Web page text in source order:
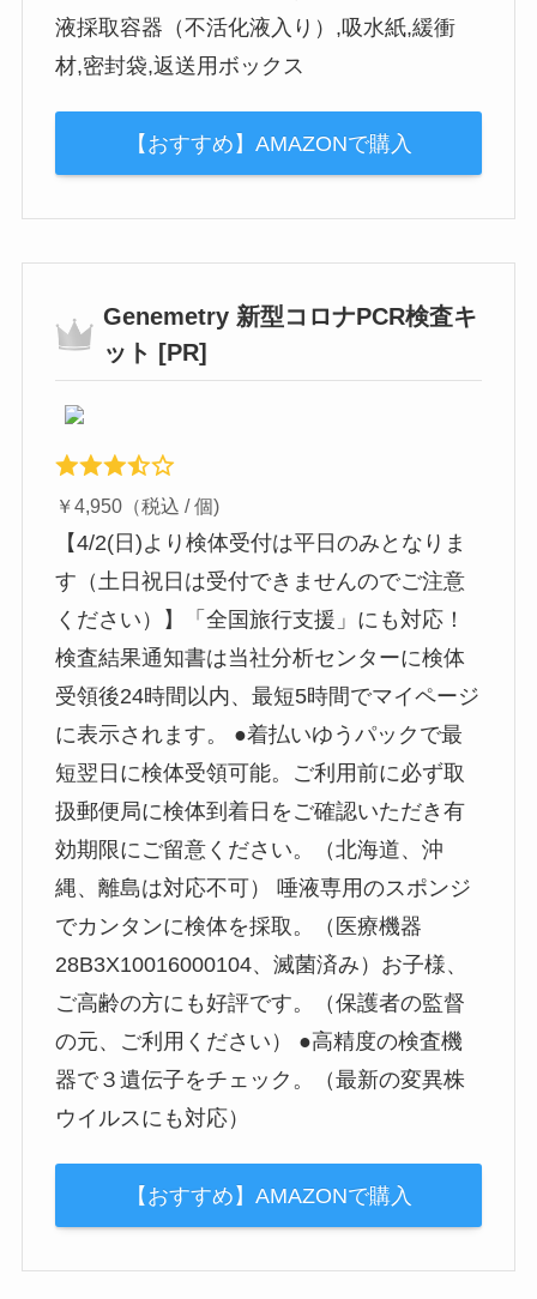
液採取容器（不活化液入り）,吸水紙,緩衝
材,密封袋,返送用ボックス
【おすすめ】AMAZONで購入
Genemetry 新型コロナPCR検査キ
ット [PR]
￥4,950（税込 / 個)
【4/2(日)より検体受付は平日のみとなりま
す（土日祝日は受付できませんのでご注意
ください）】「全国旅行支援」にも対応！
検査結果通知書は当社分析センターに検体
受領後24時間以内、最短5時間でマイページ
に表示されます。 ●着払いゆうパックで最
短翌日に検体受領可能。ご利用前に必ず取
扱郵便局に検体到着日をご確認いただき有
効期限にご留意ください。（北海道、沖
縄、離島は対応不可） 唾液専用のスポンジ
でカンタンに検体を採取。（医療機器
28B3X10016000104、滅菌済み）お子様、
ご高齢の方にも好評です。（保護者の監督
の元、ご利用ください） ●高精度の検査機
器で３遺伝子をチェック。（最新の変異株
ウイルスにも対応）
【おすすめ】AMAZONで購入